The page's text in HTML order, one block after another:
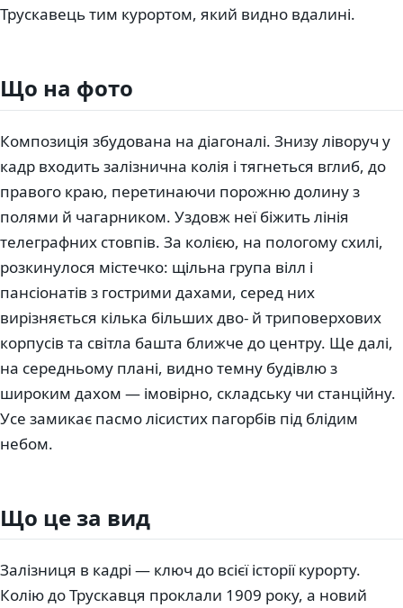
Трускавець тим курортом, який видно вдалині.
Що на фото
Композиція збудована на діагоналі. Знизу ліворуч у
кадр входить залізнична колія і тягнеться вглиб, до
правого краю, перетинаючи порожню долину з
полями й чагарником. Уздовж неї біжить лінія
телеграфних стовпів. За колією, на пологому схилі,
розкинулося містечко: щільна група вілл і
пансіонатів з гострими дахами, серед них
вирізняється кілька більших дво- й триповерхових
корпусів та світла башта ближче до центру. Ще далі,
на середньому плані, видно темну будівлю з
широким дахом — імовірно, складську чи станційну.
Усе замикає пасмо лісистих пагорбів під блідим
небом.
Що це за вид
Залізниця в кадрі — ключ до всієї історії курорту.
Колію до Трускавця проклали 1909 року, а новий